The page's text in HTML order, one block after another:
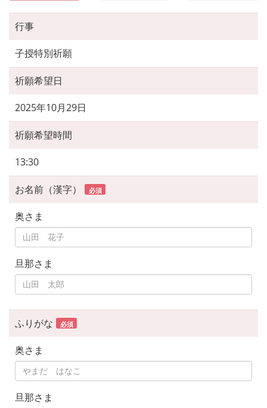
行事
子授特別祈願
祈願希望日
2025年10月29日
祈願希望時間
13:30
お名前（漢字） 必須
奥さま
旦那さま
ふりがな 必須
奥さま
旦那さま